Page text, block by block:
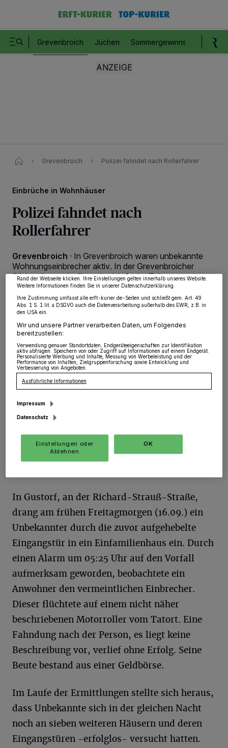
Grevenbroich Jüchen Sommergewinnspiel
Grevenbroich Polizei fahndet nach Rollerfahrer
Einbrüche in Wohnhäuser
Polizei fahndet nach
Rollerfahrer
Grevenbroich · In Grevenbroich waren unbekannte
Wohnungseinbrecher aktiv. In der Grevenbroicher
Südstadt verschafften sie sich, in der Zeit von
Mittwochabend (14.09.), 18:00 Uhr, bis
Donnerstagmorgen (15.09.), 09:00 Uhr, an der Kurt-
Huber-Straße gewaltsam Einlass in eine
Etagenwohnung.
19.09.2016 , 08:33 Uhr Eine Minute Lesezeit
D
ort erbeuteten die Täter Kleidung, ein
In Gustorf, an der Richard-Strauß-Straße,
drang am frühen Freitagmorgen (16.09.) ein
Unbekannter durch die zuvor aufgehebelte
Eingangstür in ein Einfamilienhaus ein. Durch
einen Alarm um 05:25 Uhr auf den Vorfall
aufmerksam geworden, beobachtete ein
Anwohner den vermeintlichen Einbrecher.
Dieser flüchtete auf einem nicht näher
beschriebenen Motorroller vom Tatort. Eine
Fahndung nach der Person, es liegt keine
Beschreibung vor, verlief ohne Erfolg. Seine
Beute bestand aus einer Geldbörse.
Im Laufe der Ermittlungen stellte sich heraus,
dass Unbekannte sich in der gleichen Nacht
noch an sieben weiteren Häusern und deren
Eingangstüren -erfolglos- versucht hatten.
wie Browserdaten oder eindeutige Kennungen auf Ihrem Gerät zu. Durch Auswahl
von OK aktivieren Sie Tracking-Technologien für die unter „Wir und unsere
möglicherweise nicht mehr so relevant für Sie. Sie können dieses Menü jederzeit
wieder aufrufen, um Ihre Einstellungen zu ändern oder Ihre Einwilligung zu
widerrufen, indem Sie auf den Link Einstellungen oder Ablehnen am unteren
Rand der Webseite klicken. Ihre Einstellungen gelten innerhalb unseres Website.
Weitere Informationen finden Sie in unserer Datenschutzerklärung.
Ihre Zustimmung umfasst alle erft-kurier.de-Seiten und schließt gem. Art. 49
Abs. 1 S. 1 lit. a DSGVO auch die Datenverarbeitung außerhalb des EWR, z.B. in
den USA ein.
Wir und unsere Partner verarbeiten Daten, um Folgendes
bereitzustellen:
Verwendung genauer Standortdaten. Endgeräteeigenschaften zur Identifikation
aktiv abfragen. Speichern von oder Zugriff auf Informationen auf einem Endgerät.
Personalisierte Werbung und Inhalte, Messung von Werbeleistung und der
Performance von Inhalten, Zielgruppenforschung sowie Entwicklung und
Verbesserung von Angeboten.
Ausführliche Informationen
Impressum
Datenschutz
Einstellungen oder
Ablehnen
OK